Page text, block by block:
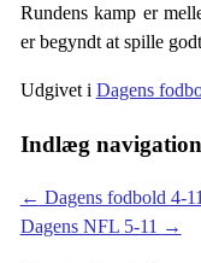
Rundens kamp er
er begyndt at spille
Udgivet i Dagens
Indlæg navigation
← Dagens fodbold 4-11
Dagens NFL 5-11 →